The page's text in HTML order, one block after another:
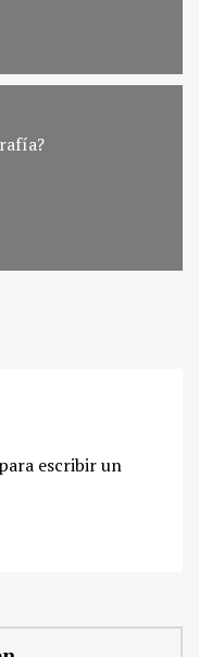
para escribir un